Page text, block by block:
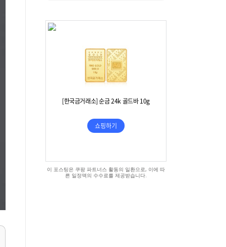
이 포스팅은 쿠팡 파트너스 활동의 일환으로, 이에 따
른 일정액의 수수료를 제공받습니다.